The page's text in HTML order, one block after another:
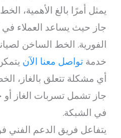
يمثل أمرًا بالغ الأهمية،
جاز حيث يساعد العملاء
الفورية. الخط الساخن
خدمةتواصل معنا الآن
أي مشكلة تتعلق بالغاز،
جاز تشمل تسربات الغاز
في الشبكة.
يتفاعل فريق الدعم الفني